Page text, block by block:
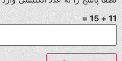
11 + 15 =